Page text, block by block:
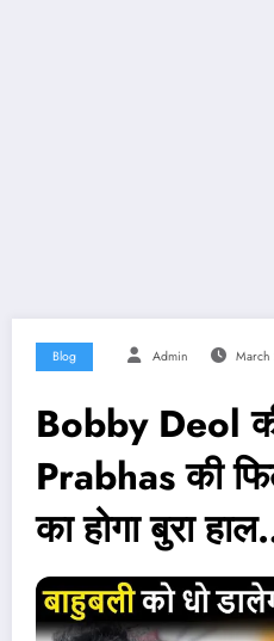
Blog Admin
Bobby Deol
Prabhas की
का होगा बुरा